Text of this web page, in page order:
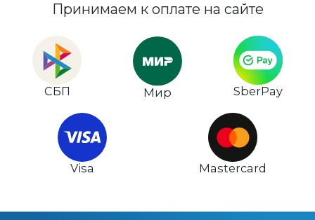
Принимаем к оплате на сайте
СБП Мир SberPay
Visa Mastercard